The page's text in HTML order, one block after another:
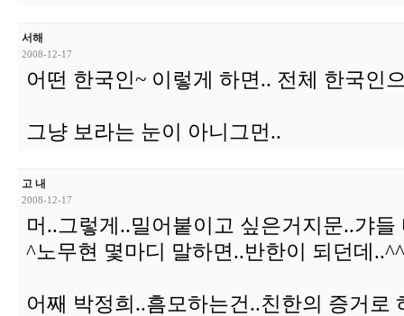
서해
2008-12-17
어떤 한국인~ 이렇게 하면.. 전체 한국인
그냥 보라는 눈이 아니그먼..
고 내
2008-12-17
머..그렇게..밀어붙이고 싶은거지문..갸
^노무현 몇마디 말하면..반한이 되던데..^^
어째 박정희..흠모하는건..친한의 증거로